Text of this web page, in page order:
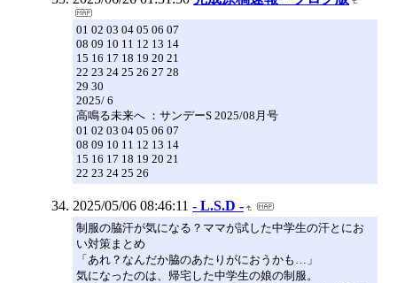
01 02 03 04 05 06 07
08 09 10 11 12 13 14
15 16 17 18 19 20 21
22 23 24 25 26 27 28
29 30
2025/ 6
高鳴る未来へ ：サンデーS 2025/08月号
01 02 03 04 05 06 07
08 09 10 11 12 13 14
15 16 17 18 19 20 21
22 23 24 25 26
2025/05/06 08:46:11 - L.S.D -
制服の脇汗が気になる？ママが試した中学生の汗とにお
い対策まとめ
「あれ？なんだか脇のあたりがにおうかも…」
気になったのは、帰宅した中学生の娘の制服。